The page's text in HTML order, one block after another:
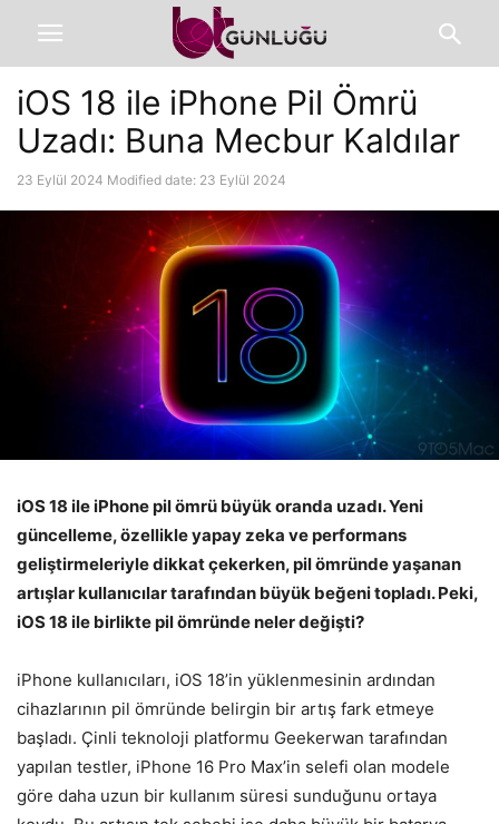
iOS 18 ile iPhone Pil Ömrü
Uzadı: Buna Mecbur Kaldılar
23 Eylül 2024 Modified date: 23 Eylül 2024
iOS 18 ile iPhone pil ömrü büyük oranda uzadı. Yeni
güncelleme, özellikle yapay zeka ve performans
geliştirmeleriyle dikkat çekerken, pil ömründe yaşanan
artışlar kullanıcılar tarafından büyük beğeni topladı. Peki,
iOS 18 ile birlikte pil ömründe neler değişti?
iPhone kullanıcıları, iOS 18’in yüklenmesinin ardından
cihazlarının pil ömründe belirgin bir artış fark etmeye
başladı. Çinli teknoloji platformu Geekerwan tarafından
yapılan testler, iPhone 16 Pro Max’in selefi olan modele
göre daha uzun bir kullanım süresi sunduğunu ortaya